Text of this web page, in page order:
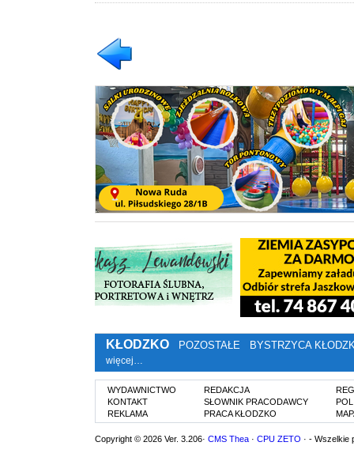
KŁODZKO POZOSTAŁE BYSTRZYCA
więcej…
WYDAWNICTWO
KONTAKT
REKLAMA
REDAKCJA
SŁOWNIK PRACODAWCY
PRACA KŁODZKO
Copyright © 2026 Ver. 3.206· CMS Thea · CPU ZETO · - Wszelkie